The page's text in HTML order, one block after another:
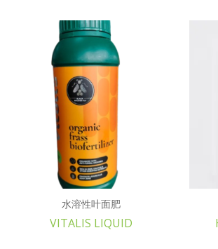
水溶性叶面肥
VITALIS LIQUID